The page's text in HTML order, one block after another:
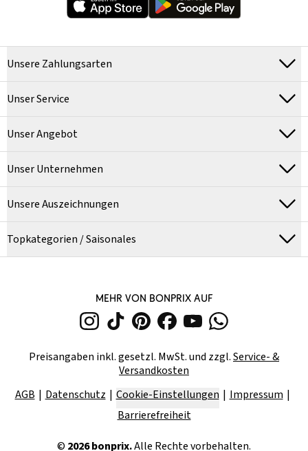
Unsere Zahlungsarten
Unser Service
Unser Angebot
Unser Unternehmen
Unsere Auszeichnungen
Topkategorien / Saisonales
MEHR VON BONPRIX AUF
Preisangaben inkl. gesetzl. MwSt. und zzgl.Service- &
Versandkosten
AGB
Datenschutz Cookie-Einstellungen
Impressum
Barrierefreiheit
© 2026bonprix.Alle Rechte vorbehalten.